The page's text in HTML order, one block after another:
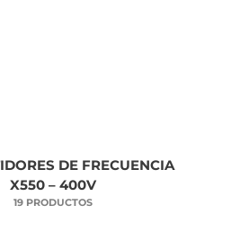
DE FRECUENCIA
X550 – 400V
19 PRODUCTOS